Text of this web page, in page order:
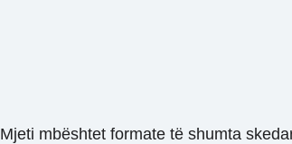
Mjeti mbështet formate të shumta